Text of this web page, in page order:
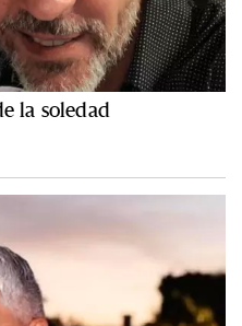
la soledad